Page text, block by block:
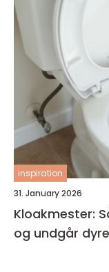
inspiration
31. January 2026
Kloakmester:
og undgår